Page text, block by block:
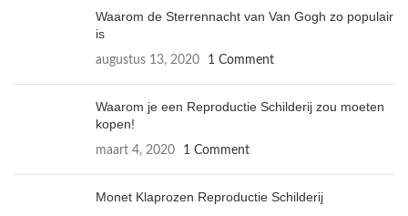
Waarom de Sterrennacht van Van Gogh zo populair
is
augustus 13, 2020 1 Comment
Waarom je een Reproductie Schilderij zou moeten
kopen!
maart 4, 2020 1 Comment
Monet Klaprozen Reproductie Schilderij